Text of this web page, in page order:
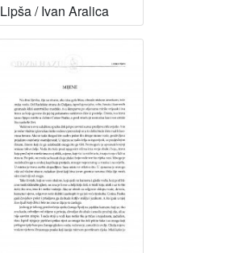
Lipša / Ivan Aralica